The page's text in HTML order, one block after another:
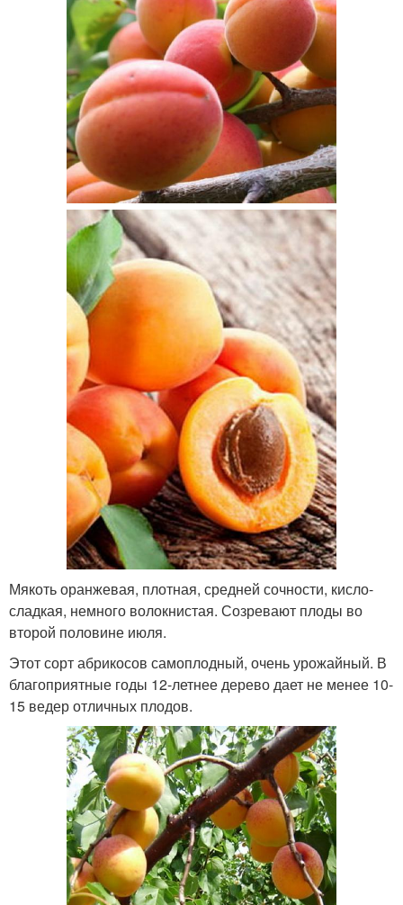
Мякоть оранжевая, плотная, средней сочности, кисло-
сладкая, немного волокнистая. Созревают плоды во
второй половине июля.
Этот сорт абрикосов самоплодный, очень урожайный. В
благоприятные годы 12-летнее дерево дает не менее 10-
15 ведер отличных плодов.